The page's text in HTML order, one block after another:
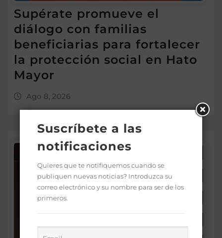
Supérate promueve el
diálogo con familias
beneficiarias para fortalecer
la protección social en Hato
Mayor
Ago 8, 2026
Suscríbete a las
notificaciones
Quieres que te notifiquemos cuando se
publiquen nuevas noticias? Introduzca su
correo electrónico y su nombre para ser de los
primeros.